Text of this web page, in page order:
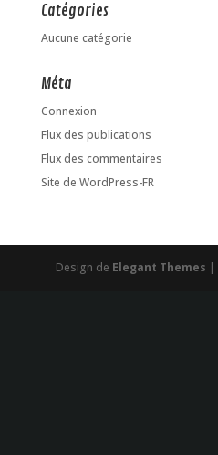
Catégories
Aucune catégorie
Méta
Connexion
Flux des publications
Flux des commentaires
Site de WordPress-FR
Design de Elegant Themes |